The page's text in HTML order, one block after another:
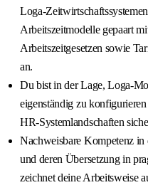
Loga-
Arbeitszeitmodelle gepaart
Arbeitszeitgesetzen sowie
an.
Du bist in der Lage, Loga-
eigenständig zu
HR-Systemlandschaften
Nachweisbare Kompetenz
und deren Übersetzung in
zeichnet deine Arbeitsweise